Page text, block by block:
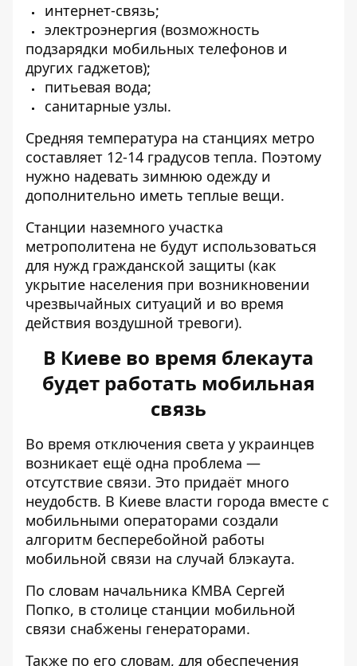
интернет-связь;
электроэнергия (возможность
подзарядки мобильных телефонов и
других гаджетов);
питьевая вода;
санитарные узлы.
Средняя температура на станциях метро
составляет 12-14 градусов тепла. Поэтому
нужно надевать зимнюю одежду и
дополнительно иметь теплые вещи.
Станции наземного участка
метрополитена не будут использоваться
для нужд гражданской защиты (как
укрытие населения при возникновении
чрезвычайных ситуаций и во время
действия воздушной тревоги).
В Киеве во время блекаута
будет работать мобильная
связь
Во время отключения света у украинцев
возникает ещё одна проблема —
отсутствие связи. Это придаёт много
неудобств. В Киеве власти города вместе с
мобильными операторами создали
алгоритм бесперебойной работы
мобильной связи на случай блэкаута.
По словам начальника КМВА Сергей
Попко, в столице станции мобильной
связи снабжены генераторами.
Также по его словам, для обеспечения